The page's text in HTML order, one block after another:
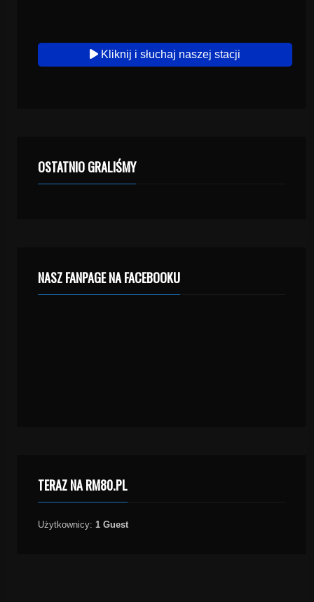
Kliknij i słuchaj naszej stacji
OSTATNIO GRALIŚMY
NASZ FANPAGE NA FACEBOOKU
TERAZ NA RM80.PL
Użytkownicy: 1 Guest